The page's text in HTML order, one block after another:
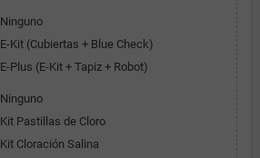
Ninguno
E-Kit (Cubiertas + Blue Check)
E-Plus (E-Kit + Tapiz + Robot)
Ninguno
Kit Pastillas de Cloro
Kit Cloración Salina